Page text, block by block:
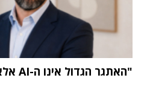
"האתגר הגדול אינו ה-AI אלא הטמעתה בארגון"